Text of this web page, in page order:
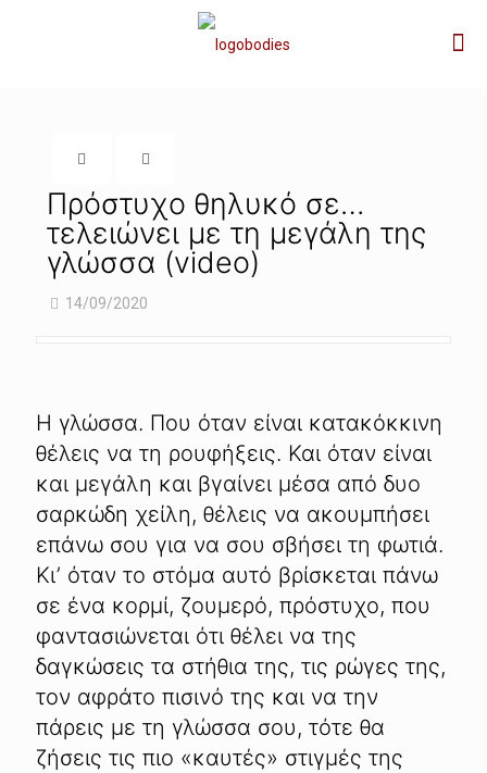
Πρόστυχο θηλυκό σε…
τελειώνει με τη μεγάλη της
γλώσσα (video)
14/09/2020
Η γλώσσα. Που όταν είναι κατακόκκινη
θέλεις να τη ρουφήξεις. Και όταν είναι
και μεγάλη και βγαίνει μέσα από δυο
σαρκώδη χείλη, θέλεις να ακουμπήσει
επάνω σου για να σου σβήσει τη φωτιά.
Κι’ όταν το στόμα αυτό βρίσκεται πάνω
σε ένα κορμί, ζουμερό, πρόστυχο, που
φαντασιώνεται ότι θέλει να της
δαγκώσεις τα στήθια της, τις ρώγες της,
τον αφράτο πισινό της και να την
πάρεις με τη γλώσσα σου, τότε θα
ζήσεις τις πιο «καυτές» στιγμές της